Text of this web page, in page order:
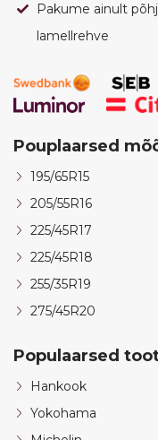
Pakume ainult
lamellrehve
Pouplaarsed
195/65R15
205/55R16
225/45R17
225/45R18
255/35R19
275/45R20
Populaarsed
Hankook
Yokohama